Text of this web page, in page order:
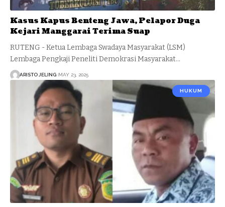
Kasus Kapus Benteng Jawa, Pelapor Duga
Kejari Manggarai Terima Suap
RUTENG - Ketua Lembaga Swadaya Masyarakat (LSM)
Lembaga Pengkaji Peneliti Demokrasi Masyarakat…
ARISTO JELING MAY 23, 2025
HUKUM